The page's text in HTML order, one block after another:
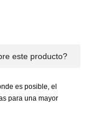
este producto?
es posible, el
para una mayor